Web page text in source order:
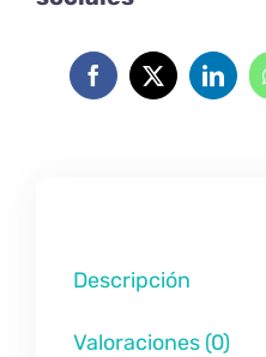
Descripción
Valoraciones (0)